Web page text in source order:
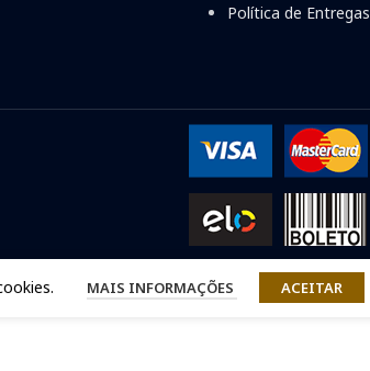
Política de Entregas
MAIS INFORMAÇÕES ACEITAR